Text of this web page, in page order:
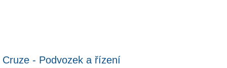
Cruze - Podvozek a řízení